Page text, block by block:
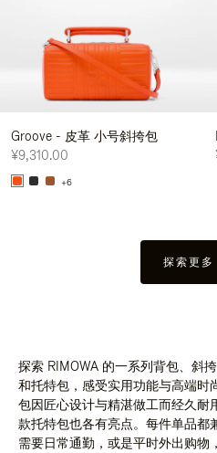
Groove - 皮革 小号斜挎包
¥9,310.00
+6
探索更
探索 RIMOWA 的一系列背包、斜
和托特包，感受实用功能与高端时
包因匠心设计与精湛做工而经久耐
款托特包也各有亮点。每件单品都
需要日常通勤，或是平时外出购物